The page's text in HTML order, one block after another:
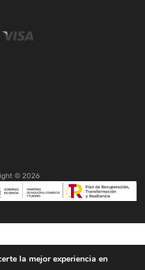
© 2026
la mejor experiencia en